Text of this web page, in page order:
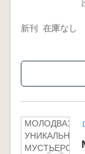
新刊 在庫なし
МОЛОДВА1.
УНИКАЛЬНОЕ